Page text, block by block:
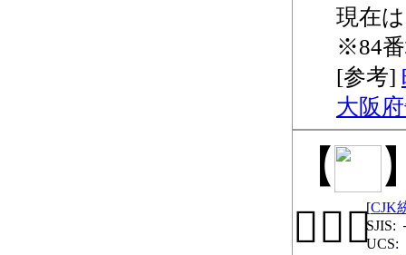
現在は
84
大阪
𪮇
CJK